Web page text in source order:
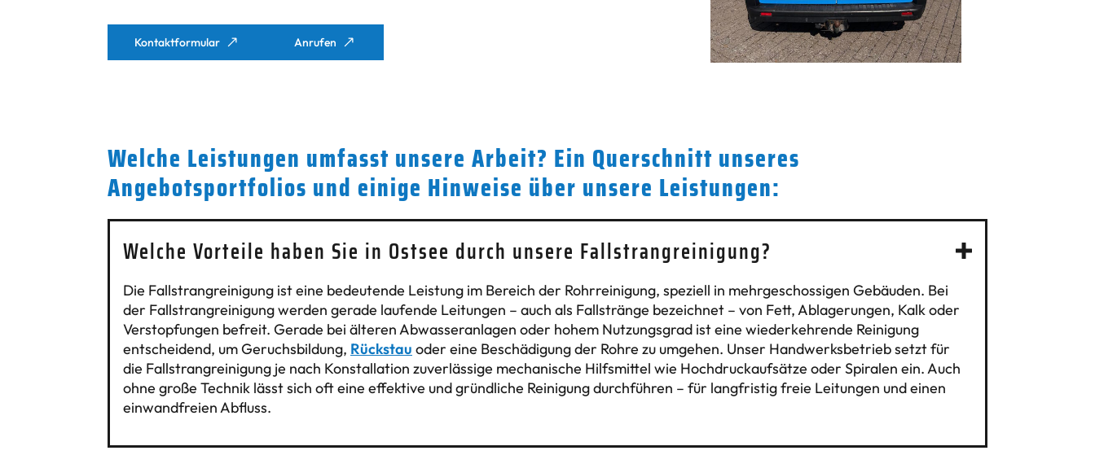
Kontaktformular Anrufen
Welche Leistungen umfasst unsere Arbeit? Ein Querschnitt unseres
Angebotsportfolios und einige Hinweise über unsere Leistungen:
Welche Vorteile haben Sie in Ostsee durch unsere Fallstrangreinigung?
Die Fallstrangreinigung ist eine bedeutende Leistung im Bereich der Rohrreinigung, speziell in mehrgeschossigen Gebäuden. Bei
der Fallstrangreinigung werden gerade laufende Leitungen – auch als Fallstränge bezeichnet – von Fett, Ablagerungen, Kalk oder
Verstopfungen befreit. Gerade bei älteren Abwasseranlagen oder hohem Nutzungsgrad ist eine wiederkehrende Reinigung
entscheidend, um Geruchsbildung, Rückstau oder eine Beschädigung der Rohre zu umgehen. Unser Handwerksbetrieb setzt für
die Fallstrangreinigung je nach Konstallation zuverlässige mechanische Hilfsmittel wie Hochdruckaufsätze oder Spiralen ein. Auch
ohne große Technik lässt sich oft eine effektive und gründliche Reinigung durchführen – für langfristig freie Leitungen und einen
einwandfreien Abfluss.